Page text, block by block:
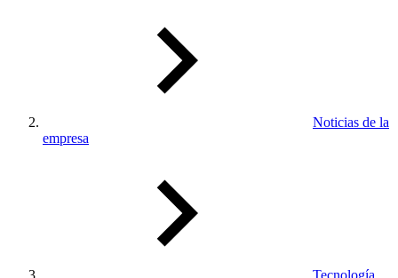
Noticias de la
empresa
Tecnología